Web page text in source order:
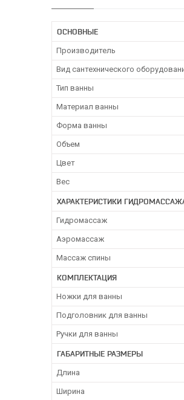
ОСНОВНЫЕ
Производитель
Вид сантехнического
Тип ванны
Материал ванны
Форма ванны
Объем
Цвет
Вес
ХАРАКТЕРИСТИКИ
Гидромассаж
Аэромассаж
Массаж спины
КОМПЛЕКТАЦИЯ
Ножки для ванны
Подголовник для ванны
Ручки для ванны
ГАБАРИТНЫЕ РАЗМЕРЫ
Длина
Ширина